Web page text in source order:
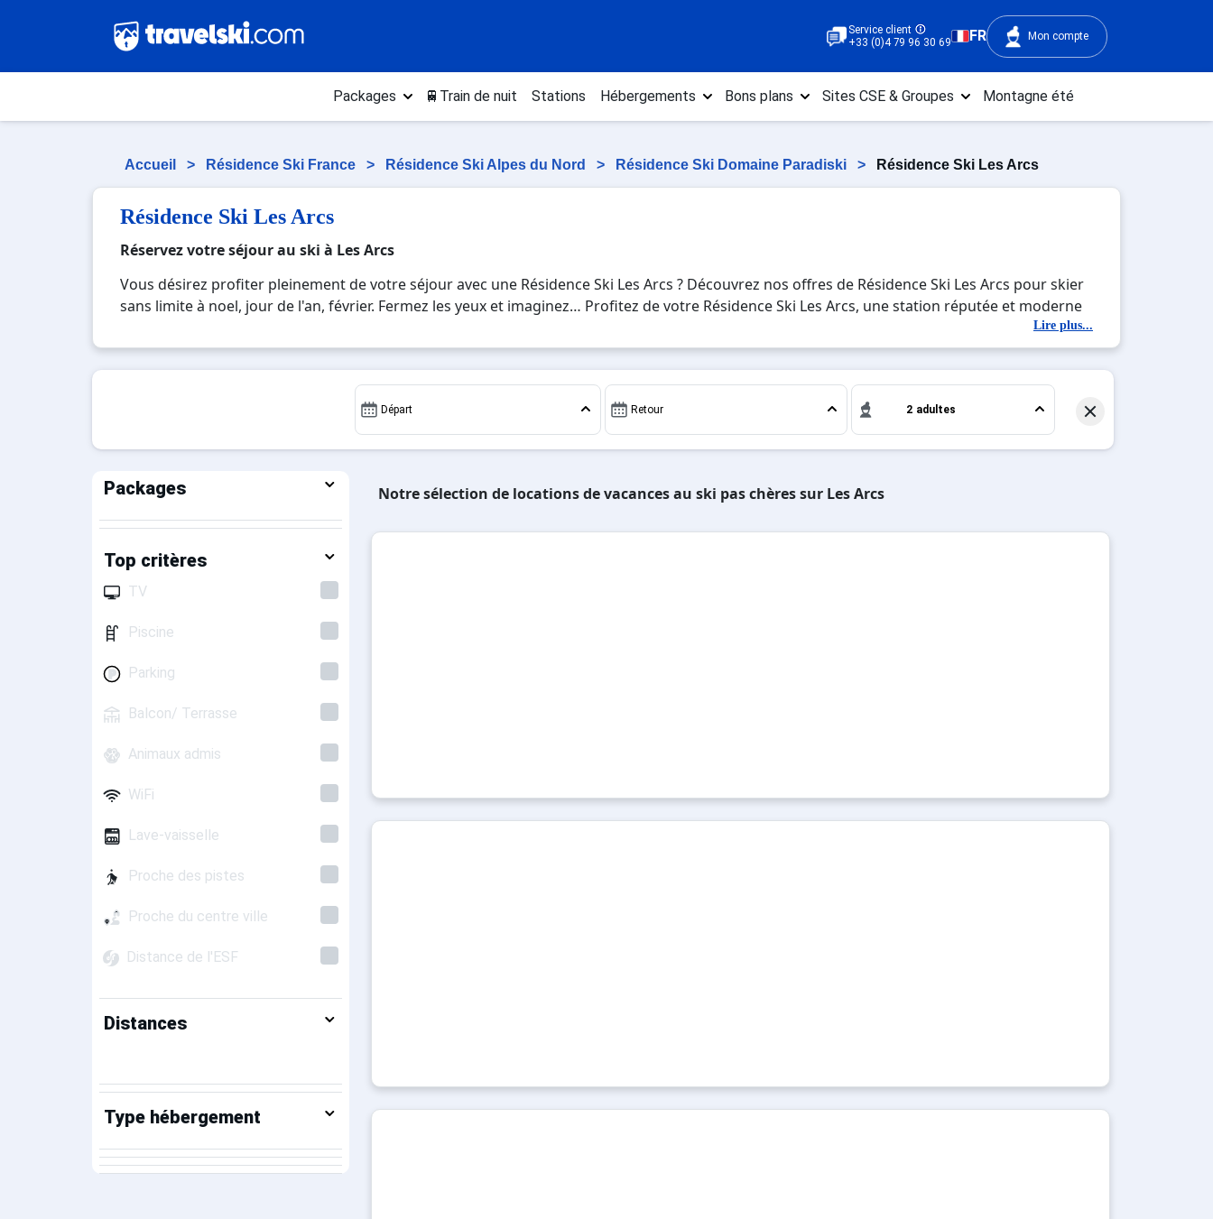
Service client
+33 (0)4 79 96 30 69
FR Mon compte
Packages 🚆Train de nuit Stations Hébergements Bons plans Sites CSE & Groupes Montagne été
Accueil > Résidence Ski France > Résidence Ski Alpes du Nord > Résidence Ski Domaine Paradiski > Résidence Ski Les Arcs
Résidence Ski Les Arcs
Réservez votre séjour au ski à Les Arcs
Vous désirez profiter pleinement de votre séjour avec une Résidence Ski Les Arcs ? Découvrez nos offres de Résidence Ski Les Arcs pour skier
sans limite à noel, jour de l'an, février. Fermez les yeux et imaginez… Profitez de votre Résidence Ski Les Arcs, une station réputée et moderne
montagnards. Pour un week-end ou pour 7 jours en Résidence Ski Les Arcs , en famille ou entre amis, c'est l'occasion parfaite pour créer des
souvenirs uniques de vos vacances au ski.
Lire plus...
Départ Retour 2 adultes
Packages
Top critères
TV
Piscine
Parking
Balcon/ Terrasse
Animaux admis
WiFi
Lave-vaisselle
Proche des pistes
Proche du centre ville
Distance de l'ESF
Distances
Type hébergement
Notre sélection de locations de vacances au ski pas chères sur Les Arcs